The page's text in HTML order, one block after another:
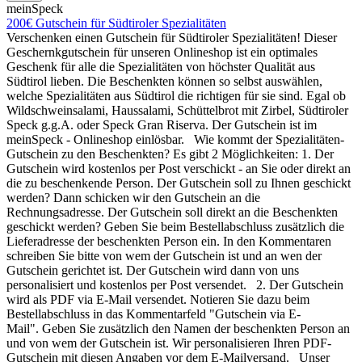
meinSpeck
200€ Gutschein für Südtiroler Spezialitäten
Verschenken einen Gutschein für Südtiroler Spezialitäten! Dieser
Geschernkgutschein für unseren Onlineshop ist ein optimales
Geschenk für alle die Spezialitäten von höchster Qualität aus
Südtirol lieben. Die Beschenkten können so selbst auswählen,
welche Spezialitäten aus Südtirol die richtigen für sie sind. Egal ob
Wildschweinsalami, Haussalami, Schüttelbrot mit Zirbel, Südtiroler
Speck g.g.A. oder Speck Gran Riserva. Der Gutschein ist im
meinSpeck - Onlineshop einlösbar. Wie kommt der Spezialitäten-
Gutschein zu den Beschenkten? Es gibt 2 Möglichkeiten: 1. Der
Gutschein wird kostenlos per Post verschickt - an Sie oder direkt an
die zu beschenkende Person. Der Gutschein soll zu Ihnen geschickt
werden? Dann schicken wir den Gutschein an die
Rechnungsadresse. Der Gutschein soll direkt an die Beschenkten
geschickt werden? Geben Sie beim Bestellabschluss zusätzlich die
Lieferadresse der beschenkten Person ein. In den Kommentaren
schreiben Sie bitte von wem der Gutschein ist und an wen der
Gutschein gerichtet ist. Der Gutschein wird dann von uns
personalisiert und kostenlos per Post versendet. 2. Der Gutschein
wird als PDF via E-Mail versendet. Notieren Sie dazu beim
Bestellabschluss in das Kommentarfeld "Gutschein via E-
Mail". Geben Sie zusätzlich den Namen der beschenkten Person an
und von wem der Gutschein ist. Wir personalisieren Ihren PDF-
Gutschein mit diesen Angaben vor dem E-Mailversand. Unser